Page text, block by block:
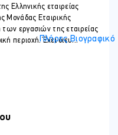
Ελληνικής εταιρείας
Μονάδας Εταιρικής
εργασιών της εταιρείας
περιοχή. Έχει διευ...
Πλήρες Βιογραφικό